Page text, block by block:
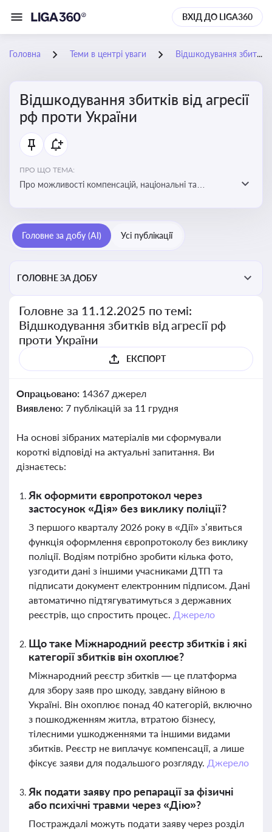
ВХІД ДО LIGA360
Головна Теми в центрі уваги Відшкодування збитків від агресії рф проти України
Відшкодування збитків від агресії
рф проти України
ПРО ЩО ТЕМА:
Про можливості компенсацій, національні та
Головне за добу (AI) Усі публікації
ГОЛОВНЕ ЗА ДОБУ
Головне за 11.12.2025 по темі:
Відшкодування збитків від агресії рф
проти України
ЕКСПОРТ
Опрацьовано: 14367 джерел
Виявлено: 7 публікацій за 11 грудня
На основі зібраних матеріалів ми сформували
короткі відповіді на актуальні запитання. Ви
дізнаєтесь:
Як оформити європротокол через
застосунок «Дія» без виклику поліції?
З першого кварталу 2026 року в «Дії» з’явиться
функція оформлення європротоколу без виклику
поліції. Водіям потрібно зробити кілька фото,
узгодити дані з іншими учасниками ДТП та
підписати документ електронним підписом. Дані
автоматично підтягуватимуться з державних
реєстрів, що спростить процес. Джерело
Що таке Міжнародний реєстр збитків і які
категорії збитків він охоплює?
Міжнародний реєстр збитків — це платформа
для збору заяв про шкоду, завдану війною в
Україні. Він охоплює понад 40 категорій, включно
з пошкодженням житла, втратою бізнесу,
тілесними ушкодженнями та іншими видами
збитків. Реєстр не виплачує компенсації, а лише
фіксує заяви для подальшого розгляду. Джерело
Як подати заяву про репарації за фізичні
або психічні травми через «Дію»?
Постраждалі можуть подати заяву через розділ